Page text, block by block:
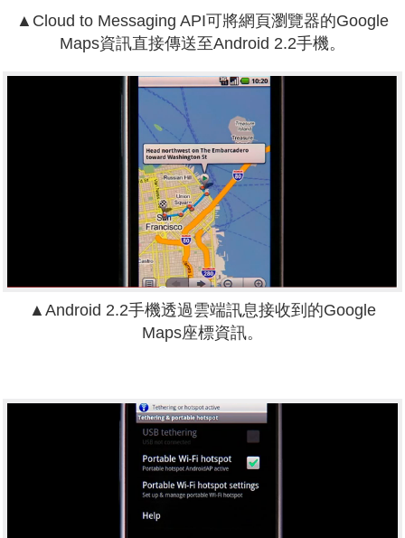
▲Cloud to Messaging API可將網頁瀏覽器的Google
Maps資訊直接傳送至Android 2.2手機。
▲Android 2.2手機透過雲端訊息接收到的Google
Maps座標資訊。